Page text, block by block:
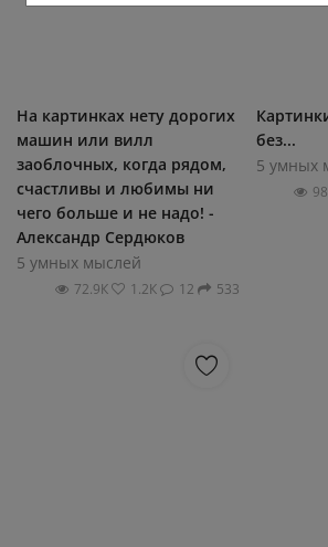
На картинках нету дорогих
машин или вилл
заоблочных, когда рядом,
счастливы и любимы ни
чего больше и не надо! -
Александр Сердюков
5 умных мыслей
72.9К 1.2К 12 533
без...
5 умных